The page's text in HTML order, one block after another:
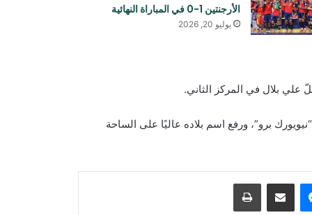
الأرجنتين 1-0 في المباراة النهائية
يوليو 20, 2026
علي بلال في المركز الثاني.
برو”، ورفع اسم بلاده عاليًا على الساحة
ماسنجر مشاركة عبر البريد طباعة
سمیع الله حميدي يتنافس على الميدالية